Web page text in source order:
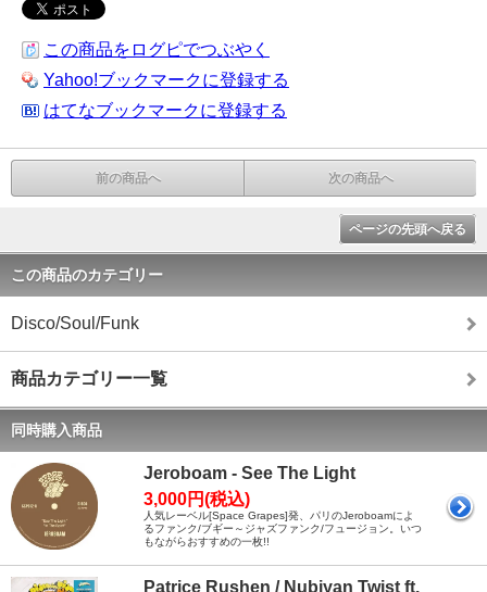
この商品をログピでつぶやく
Yahoo!ブックマークに登録する
はてなブックマークに登録する
前の商品へ 次の商品へ
ページの先頭へ戻る
この商品のカテゴリー
Disco/Soul/Funk
商品カテゴリー一覧
同時購入商品
Jeroboam - See The Light
3,000円(税込)
人気レーベル[Space Grapes]発、パリのJeroboamによ
るファンク/ブギー～ジャズファンク/フュージョン。いつ
もながらおすすめの一枚!!
Patrice Rushen / Nubiyan Twist ft.